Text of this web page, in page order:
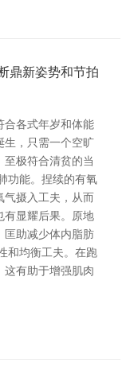
鼎新姿势和节拍
合各式年岁和体能
生，只需一个空旷
极符合清贫的当
功能。捏续的有氧
气摄入工夫，从而
有显耀后果。原地
匡助减少体内脂肪
和均衡工夫。在跑
这有助于增强肌肉